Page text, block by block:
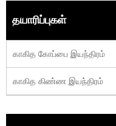
தயாரிப்புகள்
காகித கோப்பை இயந்திரம்
காகித கிண்ண இயந்திரம்